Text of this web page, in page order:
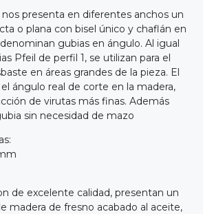
nos presenta en diferentes anchos un
o plana con bisel único y chaflán en
gubias en ángulo. Al igual
Pfeil de perfil 1, se utilizan para el
en áreas grandes de la pieza. El
ángulo real de corte en la madera,
de virutas más finas. Además
sin necesidad de mazo
de excelente calidad, presentan un
madera de fresno acabado al aceite,